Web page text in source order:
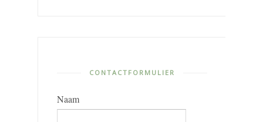
CONTACTFORMULIER
Naam